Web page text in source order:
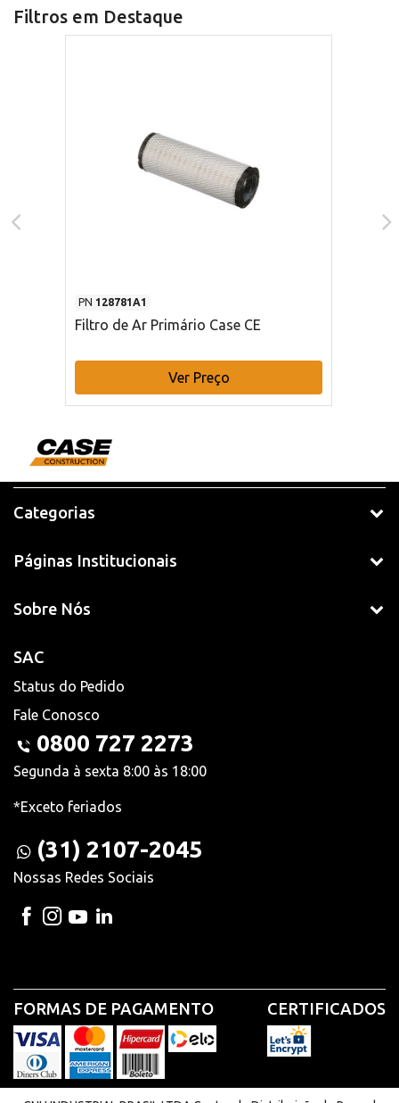
Filtros em Destaque
PN 128781A1
Filtro de Ar Primário Case CE
Ver Preço
Categorias
Páginas Institucionais
Sobre Nós
SAC
Status do Pedido
Fale Conosco
0800 727 2273
Segunda à sexta 8:00 às 18:00
*Exceto feriados
(31) 2107-2045
Nossas Redes Sociais
FORMAS DE PAGAMENTO CERTIFICADOS